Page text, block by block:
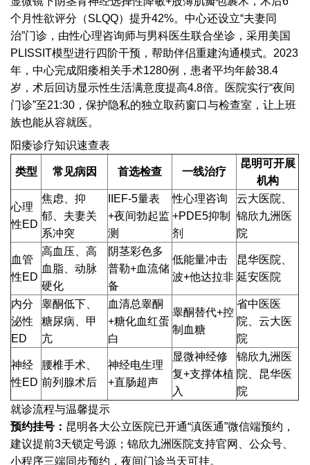
个月性欲评分（SLQQ）提升42%。中心还设立“夫妻同
治”门诊，由性心理咨询师与男科医生联合坐诊，采用美国
PLISSIT模型进行四阶干预，帮助伴侣重建沟通模式。2023
年，中心完成阳痿相关手术1280例，患者平均年龄38.4
岁，术后回访显示性生活满意度提高4.8倍。医院实行“夜间
门诊”至21:30，保护隐私的独立取药窗口与检查室，让上班
族也能从容就医。
阳痿诊疗知识速查表
类型 常见病因 首选检查 一线治疗
昆明可开展
机构
心理
性ED
焦虑、抑
郁、夫妻关
系冲突
IIEF-5量表
+夜间勃起监
测
性心理咨询
+PDE5抑制
剂
云大医院、
锦欣九洲医
院
血管
性ED
高血压、高
血脂、动脉
硬化
阴茎彩色多
普勒+血流储
备
低能量冲击
波+他达拉非
昆华医院、
延安医院
内分
泌性
ED
睾酮低下、
糖尿病、甲
亢
血清总睾酮
+糖化血红蛋
白
睾酮替代+控
制血糖
省中医医
院、云大医
院
神经
性ED
腰椎手术、
前列腺术后
神经电生理
+直肠超声
显微神经修
复+支撑体植
入
锦欣九洲医
院、昆华医
院
就诊流程与温馨提示
预约挂号： 昆明各大公立医院已开通“滇医通”微信端预约，
建议提前3天锁定号源；锦欣九洲医院支持官网、公众号、
小程序三端同步预约，夜间门诊当天可挂。